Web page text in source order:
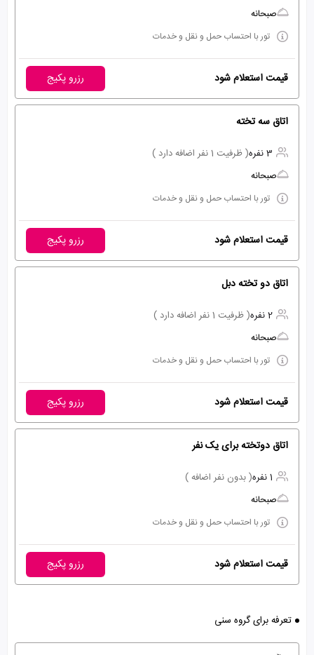
صبحانه
تور با احتساب حمل و نقل و خدمات
قیمت استعلام شود رزرو پکیج
اتاق سه تخته
3 نفره
( ظرفیت 1 نفر اضافه دارد )
صبحانه
تور با احتساب حمل و نقل و خدمات
قیمت استعلام شود رزرو پکیج
اتاق دو تخته دبل
2 نفره
( ظرفیت 1 نفر اضافه دارد )
صبحانه
تور با احتساب حمل و نقل و خدمات
قیمت استعلام شود رزرو پکیج
اتاق دوتخته برای یک نفر
1 نفره
( بدون نفر اضافه )
صبحانه
تور با احتساب حمل و نقل و خدمات
قیمت استعلام شود رزرو پکیج
تعرفه برای گروه سنی